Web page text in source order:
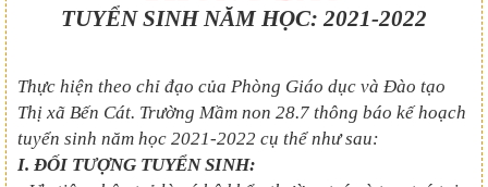
TUYỂN SINH NĂM HỌC: 2021-2022
Thực hiện theo chỉ đạo của Phòng Giáo dục và Đào tạo
Thị xã Bến Cát. Trường Mầm non 28.7 thông báo kế hoạch
tuyển sinh năm học 2021-2022 cụ thể như sau:
I. ĐỐI TƯỢNG TUYỂN SINH: